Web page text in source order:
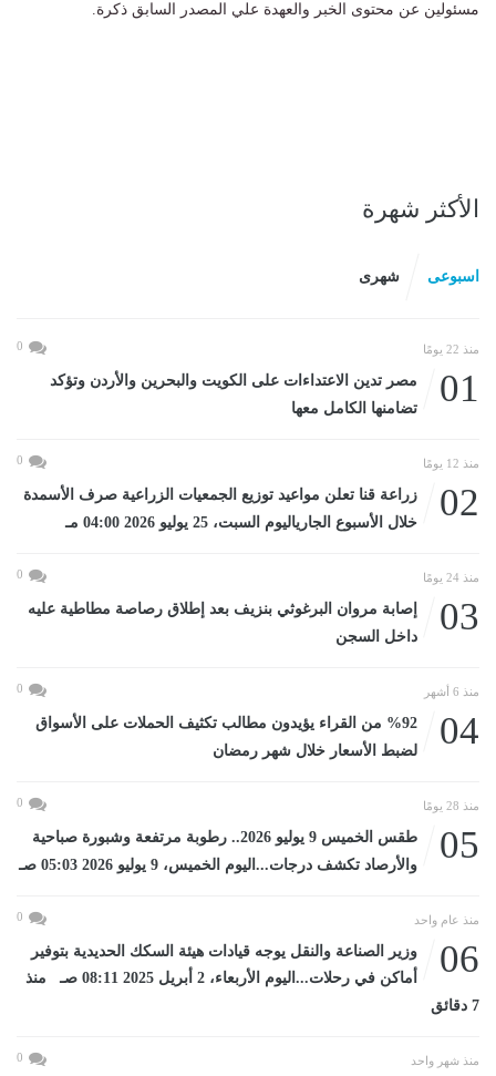
مسئولين عن محتوى الخبر والعهدة علي المصدر السابق ذكرة.
الأكثر شهرة
اسبوعى شهرى
منذ 22 يومًا 0
01
مصر تدين الاعتداءات على الكويت والبحرين والأردن وتؤكد
تضامنها الكامل معها
منذ 12 يومًا 0
02
زراعة قنا تعلن مواعيد توزيع الجمعيات الزراعية صرف الأسمدة
خلال الأسبوع الجارياليوم السبت، 25 يوليو 2026 04:00 مـ
منذ 24 يومًا 0
03
إصابة مروان البرغوثي بنزيف بعد إطلاق رصاصة مطاطية عليه
داخل السجن
منذ 6 أشهر 0
04
%92 من القراء يؤيدون مطالب تكثيف الحملات على الأسواق
لضبط الأسعار خلال شهر رمضان
منذ 28 يومًا 0
05
طقس الخميس 9 يوليو 2026.. رطوبة مرتفعة وشبورة صباحية
والأرصاد تكشف درجات...اليوم الخميس، 9 يوليو 2026 05:03 صـ
منذ عام واحد 0
06
وزير الصناعة والنقل يوجه قيادات هيئة السكك الحديدية بتوفير
أماكن في رحلات...اليوم الأربعاء، 2 أبريل 2025 08:11 صـ منذ
7 دقائق
منذ شهر واحد 0